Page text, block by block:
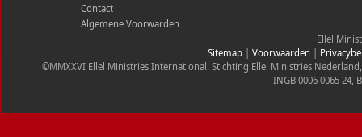
Contact
Algemene Voorwarden
Ellel
Sitemap| Voorwaarden
©MMXXVI Ellel Ministries International. Stichting Ellel Ministries
INGB 0006 0065 24,